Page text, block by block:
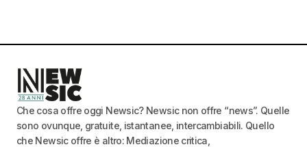
Che cosa offre oggi Newsic? Newsic non offre “news”. Quelle
sono ovunque, gratuite, istantanee, intercambiabili. Quello
che Newsic offre è altro: Mediazione critica,